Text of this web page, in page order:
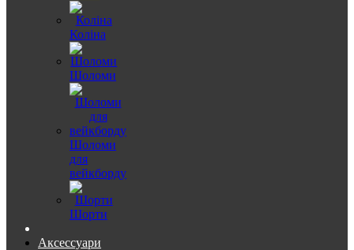
Коліна
Шоломи
Шоломи
для
вейкборду
Шорти
Аксессуари